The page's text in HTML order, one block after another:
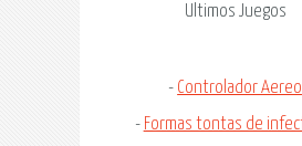
Ultimos Juegos
- Controlador Aereo
- Formas tontas de